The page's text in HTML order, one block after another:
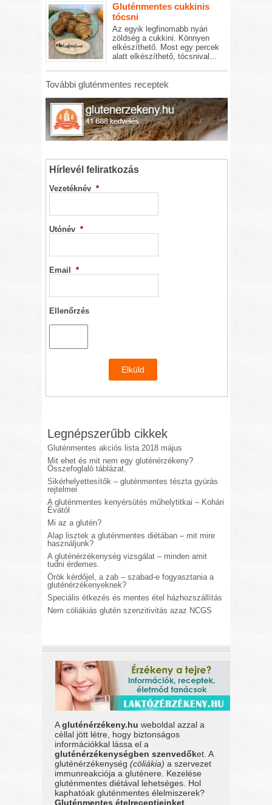
Gluténmentes cukkinis
tócsni
Az egyik legfinomabb nyári
zöldség a cukkini. Könnyen
elkészíthető. Most egy percek
alatt elkészíthető, tócsnival...
További gluténmentes receptek
Hírlevél feliratkozás
Vezetéknév *
Utónév *
Email *
Ellenőrzés
Legnépszerűbb cikkek
Gluténmentes akciós lista 2018 május
Mit ehet és mit nem egy gluténérzékeny?
Összefoglaló táblázat.
Sikérhelyettesítők – gluténmentes tészta gyúrás
rejtelmei
A gluténmentes kenyérsütés műhelytitkai – Kohári
Évától
Mi az a glutén?
Alap lisztek a gluténmentes diétában – mit mire
használjunk?
A gluténérzékenység vizsgálat – minden amit
tudni érdemes.
Örök kérdőjel, a zab – szabad-e fogyasztania a
gluténérzékenyeknek?
Speciális étkezés és mentes étel házhozszállítás
Nem cöliákiás glutén szenzitivitás azaz NCGS
Agluténérzékeny.hu weboldal azzal a
céllal jött létre, hogy biztonságos
információkkal lássa el a
gluténérzékenységben szenvedőket. A
gluténérzékenység(cöliákia) a szervezet
immunreakciója a gluténere. Kezelése
gluténmentes diétával lehetséges. Hol
kaphatóak gluténmentes élelmiszerek?
Gluténmentes ételreceptjeinket